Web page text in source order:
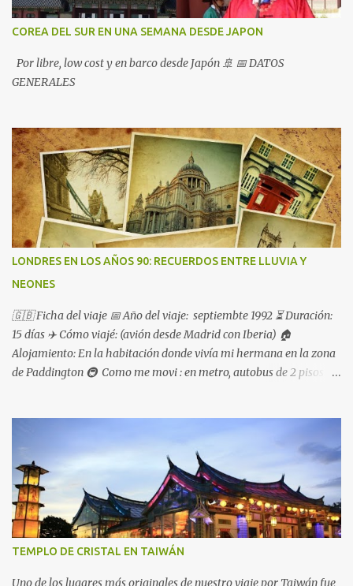
COREA DEL SUR EN UNA SEMANA DESDE JAPON
Por libre, low cost y en barco desde Japón 🚢 📅 DATOS
GENERALES
LONDRES EN LOS AÑOS 90: RECUERDOS ENTRE LLUVIA Y
NEONES
🇬🇧 Ficha del viaje 📅 Año del viaje: septiembte 1992 ⏳ Duración:
15 días ✈️ Cómo viajé: (avión desde Madrid con Iberia) 🏠
Alojamiento: En la habitación donde vivía mi hermana en la zona
de Paddington 🚇 Como me movi : en metro, autobus de 2 pisos
TEMPLO DE CRISTAL EN TAIWÁN
Uno de los lugares más originales de nuestro viaje por Taiwán fue